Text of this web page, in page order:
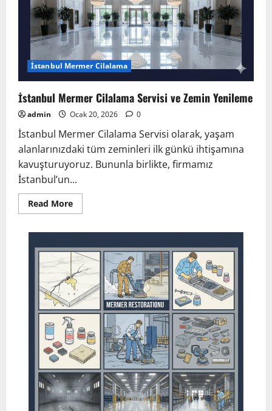
İstanbul Mermer Cilalama
İstanbul Mermer Cilalama Servisi ve Zemin Yenileme
admin Ocak 20, 2026 0
İstanbul Mermer Cilalama Servisi olarak, yaşam
alanlarınızdaki tüm zeminleri ilk günkü ihtişamına
kavuşturuyoruz. Bununla birlikte, firmamız
İstanbul’un...
Read MoreRead
more
Cilalama
Servisi
ve
Zemin
Yenileme